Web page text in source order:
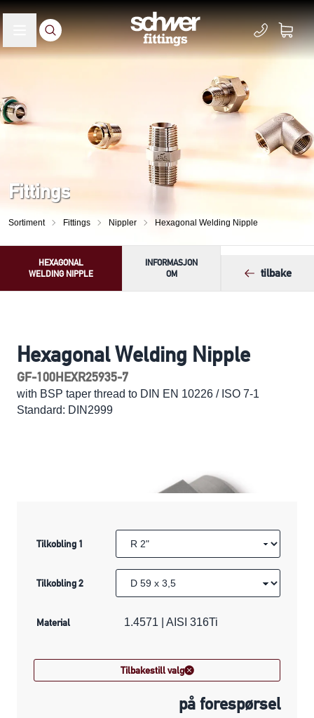
Fittings
Sortiment Fittings Nippler Hexagonal Welding Nipple
HEXAGONAL
WELDING NIPPLE
INFORMASJON
OM
tilbake
Hexagonal Welding Nipple
GF-100HEXR25935-7
with BSP taper thread to DIN EN 10226 / ISO 7-1
Standard: DIN2999
Tilkobling 1
Tilkobling 2
Material 1.4571 | AISI 316Ti
Tilbakestill valg
på forespørsel